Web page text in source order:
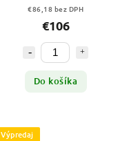
€86,18 bez DPH
€106
Do košíka
Výpredaj